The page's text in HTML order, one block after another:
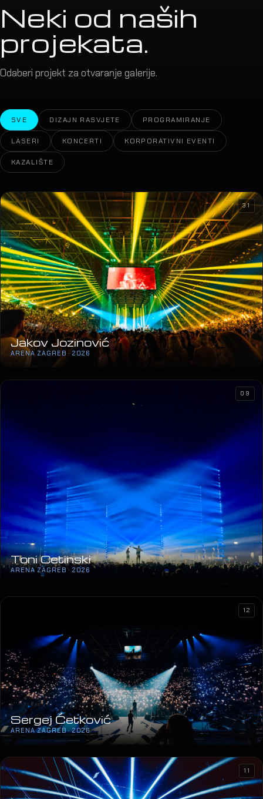
Neki od naših
projekata.
Odaberi projekt za otvaranje galerije.
SVE DIZAJN RASVJETE PROGRAMIRANJE
LASERI KONCERTI KORPORATIVNI EVENTI
KAZALIŠTE
Jakov Jozinović
ARENA ZAGREB · 2026
31
Toni Cetinski
ARENA ZAGREB · 2026
09
Sergej Ćetković
ARENA ZAGREB · 2026
12
11